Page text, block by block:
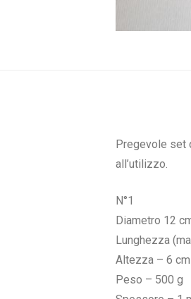
Pregevole set
all’utilizzo.
N°1
Diametro 12
Lunghezza
Altezza – 6 cm
Peso – 500 g